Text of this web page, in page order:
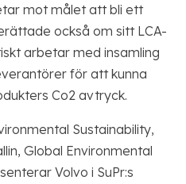
mot målet att bli ett
också om sitt LCA-
arbetar med insamling
för att kunna
Co2 avtryck.
Sustainability,
Global Environmental
Volvo i SuPr:s